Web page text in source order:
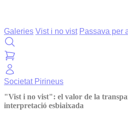
Galeries Vist i no vist Passava per
Societat Pirineus
"Vist i no vist": el valor de la
interpretació esbiaixada